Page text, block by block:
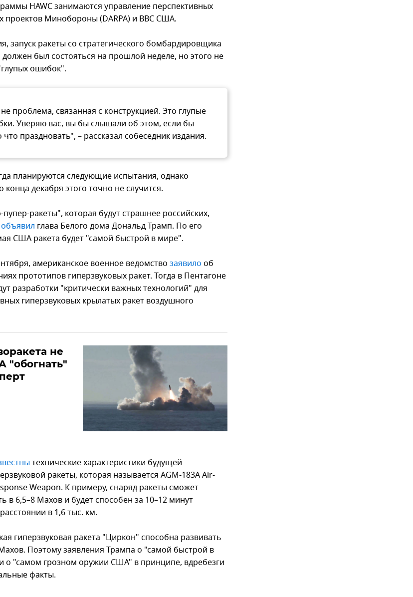
HAWC занимаются управление перспективных
проектов Минобороны (DARPA) и ВВС США.
запуск ракеты со стратегического бомбардировщика
был состояться на прошлой неделе, но этого не
ошибок".
проблема, связанная с конструкцией. Это глупые
Уверяю вас, вы бы слышали об этом, если бы
праздновать", – рассказал собеседник издания.
планируются следующие испытания, однако
конца декабря этого точно не случится.
ракеты", которая будут страшнее российских,
объявил глава Белого дома Дональд Трамп. По его
США ракета будет "самой быстрой в мире".
американское военное ведомство заявило об
прототипов гиперзвуковых ракет. Тогда в Пентагоне
разработки "критически важных технологий" для
гиперзвуковых крылатых ракет воздушного
не
"обогнать"
технические характеристики будущей
ракеты, которая называется AGM-183A Air-
Weapon. К примеру, снаряд ракеты сможет
в 6,5–8 Махов и будет способен за 10–12 минут
в 1,6 тыс. км.
гиперзвуковая ракета "Циркон" способна развивать
Поэтому заявления Трампа о "самой быстрой в
о "самом грозном оружии США" в принципе, вдребезги
факты.